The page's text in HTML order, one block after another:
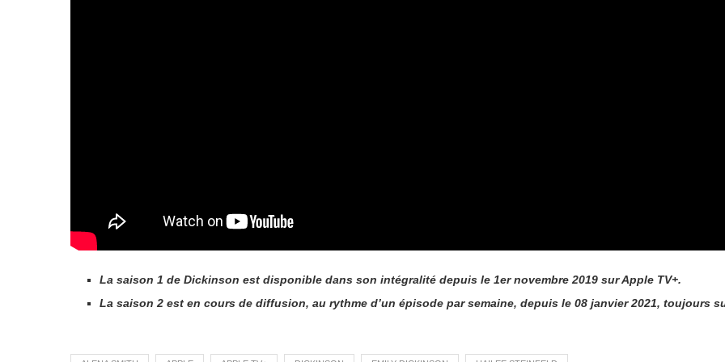
La saison 1 de Dickinson est disponible dans son intégralité depuis le 1er novembre 2019 sur Apple TV+.
La saison 2 est en cours de diffusion, au rythme d’un épisode par semaine, depuis le 08 janvier 2021, toujours